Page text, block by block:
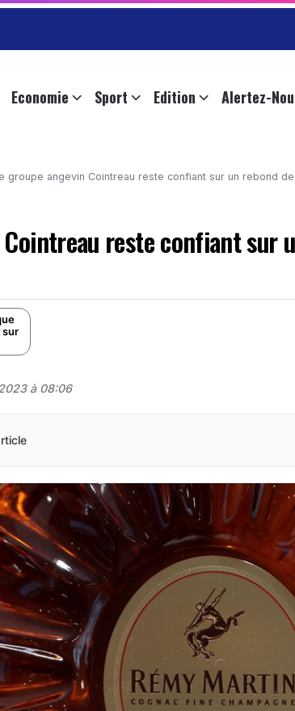
Economie Sport Edition Alertez-
groupe angevin Cointreau reste confiant sur un rebond
reste confiant sur
sur
à 08:06